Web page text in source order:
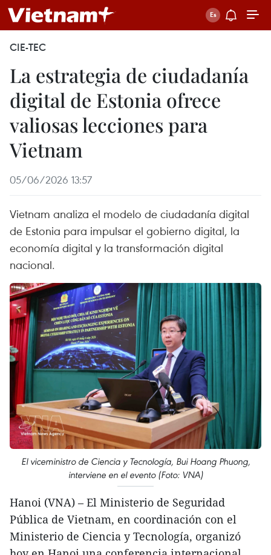
CIE-TEC
La estrategia de ciudadanía
digital de Estonia ofrece
valiosas lecciones para
Vietnam
05/06/2026 13:57
Vietnam analiza el modelo de ciudadanía digital
de Estonia para impulsar el gobierno digital, la
economía digital y la transformación digital
nacional.
El viceministro de Ciencia y Tecnología, Bui Hoang Phuong,
interviene en el evento (Foto: VNA)
Hanoi (VNA) – El Ministerio de Seguridad
Pública de Vietnam, en coordinación con el
Ministerio de Ciencia y Tecnología, organizó